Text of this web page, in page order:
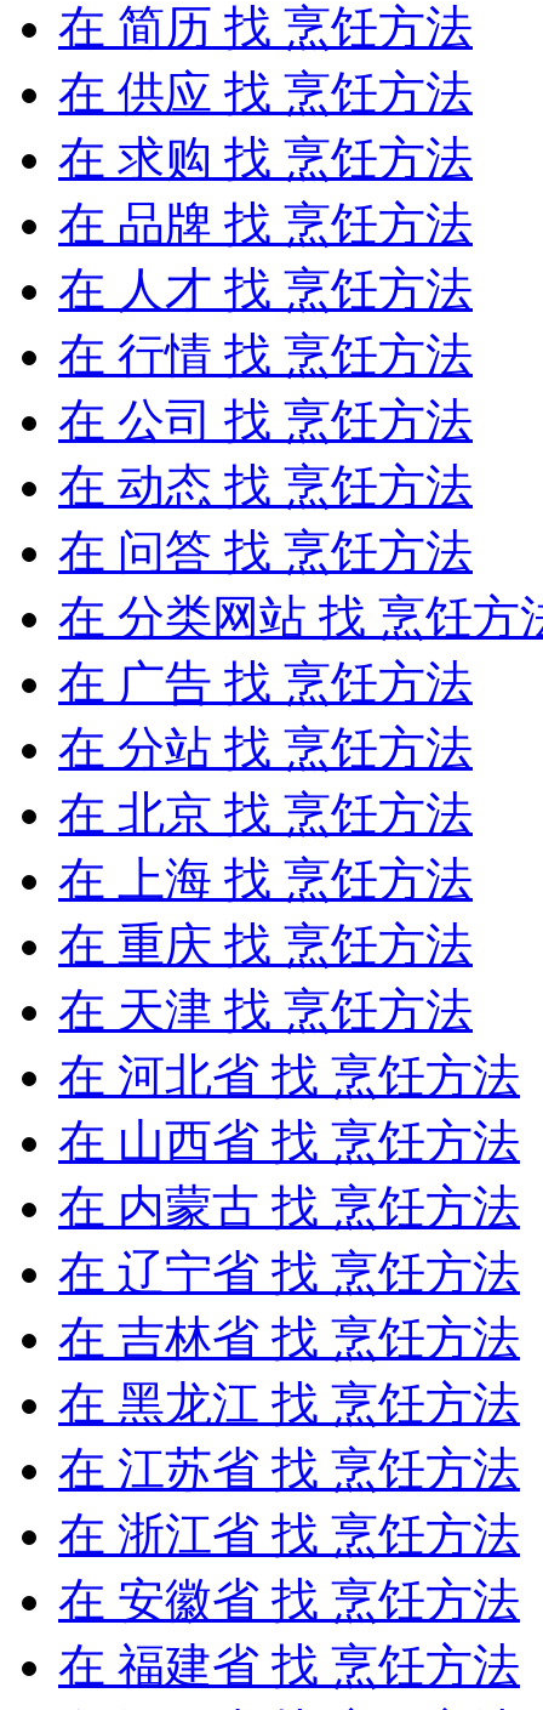
在 简历 找 烹饪方法
在 供应 找 烹饪方法
在 求购 找 烹饪方法
在 品牌 找 烹饪方法
在 人才 找 烹饪方法
在 行情 找 烹饪方法
在 公司 找 烹饪方法
在 动态 找 烹饪方法
在 问答 找 烹饪方法
在 分类网站 找 烹饪方
在 广告 找 烹饪方法
在 分站 找 烹饪方法
在 北京 找 烹饪方法
在
上海 找 烹饪方法
在 重庆 找 烹饪方法
在 天津 找 烹饪方法
在 河北省 找 烹饪方法
在 山西省 找 烹饪方法
在 内蒙古 找 烹饪方法
在 辽宁省 找 烹饪方法
在 吉林省 找 烹饪方法
在 黑龙江 找 烹饪方法
在 江苏省 找 烹饪方法
在 浙江省 找 烹饪方法
在 安徽省 找 烹饪方法
在 福建省 找 烹饪方法